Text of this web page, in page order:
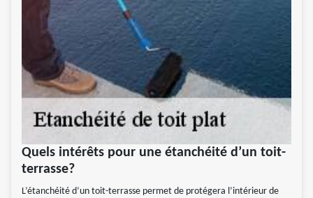
Quels intérêts pour une étanchéité d’un toit-
terrasse?
L’étanchéité d’un toit-terrasse permet de protégera l’intérieur de